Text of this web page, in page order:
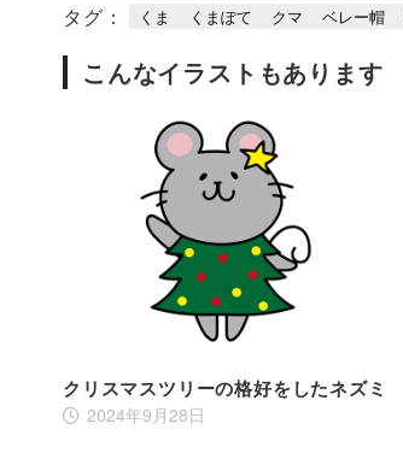
タグ： くま くまぽて クマ ベレー帽
こんなイラストもあります
クリスマスツリーの格好をしたネズミ
2024年9月28日